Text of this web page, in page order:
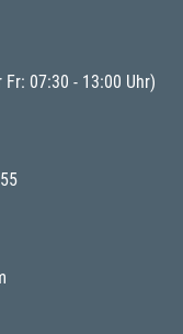
Fr: 07:30 - 13:00 Uhr)